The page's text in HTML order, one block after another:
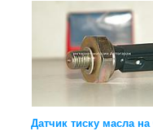
Датчик тиску масла